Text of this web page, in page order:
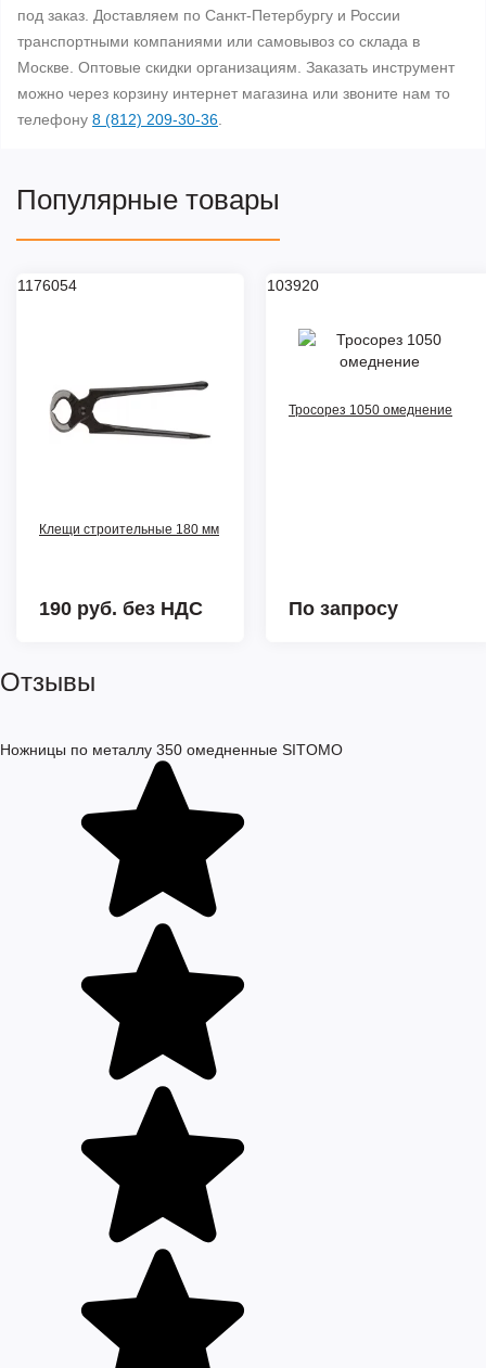
под заказ. Доставляем по Санкт-Петербургу и России
транспортными компаниями или самовывоз со склада в
Москве. Оптовые скидки организациям. Заказать инструмент
можно через корзину интернет магазина или звоните нам то
телефону 8 (812) 209-30-36.
Популярные товары
1176054
Клещи строительные 180 мм
190 руб. без НДС
103920
Тросорез 1050 омеднение
По запросу
Отзывы
Ножницы по металлу 350 омедненные SITOMO